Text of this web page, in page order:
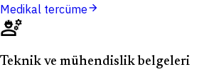
Medikal tercümearrow_forward
engineering
Teknik ve mühendislik belgeleri